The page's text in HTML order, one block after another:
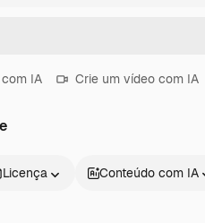
IA Crie um vídeo com IA
Licença Conteúdo com IA